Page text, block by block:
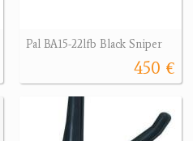
Pal BA15-22lfb Black Sniper
450 €